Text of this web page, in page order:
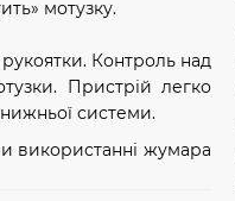
мотузку.
Контроль над
Пристрій легко
нижньої системи.
використанні жумара